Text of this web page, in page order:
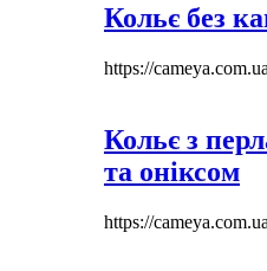
Кольє без
https://
Кольє з
та оніксом
https://